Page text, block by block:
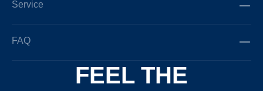
Service
FAQ
FEEL THE